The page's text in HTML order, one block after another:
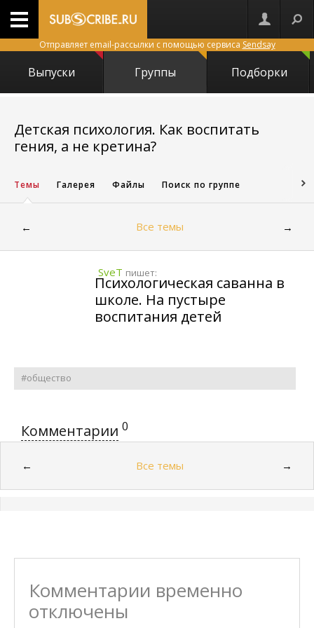
Отправляет email-рассылки с помощью сервиса Sendsay
Выпуски Группы Подборки
Детская психология. Как воспитать
гения, а не кретина?
Темы Галерея Файлы Поиск по группе
← Все темы →
SveT пишет:
Психологическая саванна в
школе. На пустыре
воспитания детей
#общество
Комментарии 0
← Все темы →
Комментарии временно
отключены